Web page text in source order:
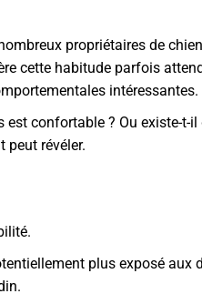
propriétaires de
cette habitude parfois
intéressantes.
confortable ? Ou existe-t-il
peut révéler.
plus exposé aux